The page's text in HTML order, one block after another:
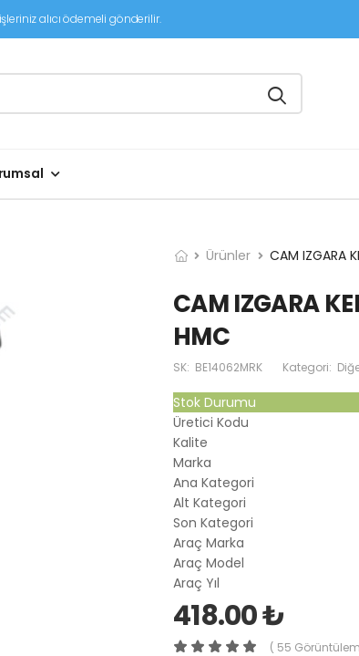
alıcı ödemeli gönderilir.
Ürünler CAM IZGARA
CAM IZGARA
HMC
SK: BE14062MRK Kategori:
Stok Durumu
Üretici Kodu
Kalite
Marka
Ana Kategori
Alt Kategori
Son Kategori
Araç Marka
Araç Model
Araç Yıl
418.00 ₺
( 55